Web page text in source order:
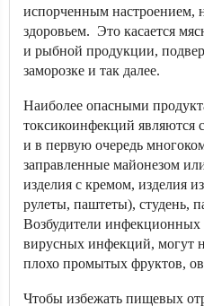
испорченным настроением,
здоровьем. Это касается
и рыбной продукции,
заморозке и так далее.
Наиболее опасными
токсикоинфекций являются
и в первую очередь
заправленные майонезом
изделия с кремом, изделия
рулеты, паштеты), студень,
Возбудители инфекционных
вирусных инфекций, могут
плохо промытых фруктов,
Чтобы избежать пищевых